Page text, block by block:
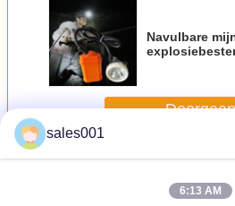
Navulbare
Doorgaan
MeerLED mijnbouw koplicht
sales001
6:13 AM